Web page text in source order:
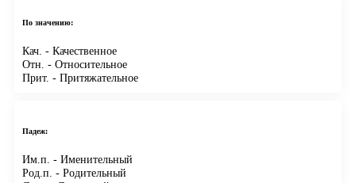
По значению:
Кач. - Качественное
Отн. - Относительное
Прит. - Притяжательное
Падеж:
Им.п. - Именительный
Род.п. - Родительный